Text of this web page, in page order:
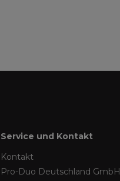
Service und Kontakt
Kontakt
Pro-Duo Deutschland GmbH